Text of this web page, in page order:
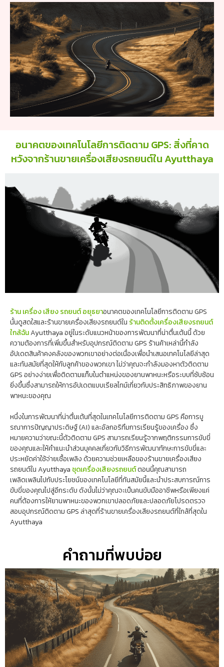
อนาคตของเทคโนโลยีการติดตาม GPS: สิ่งที่คาด
หวังจากร้านขายเครื่องเสียงรถยนต์ใน Ayutthaya
ร้าน เครื่อง เสียง รถยนต์ อยุธยาอนาคตของเทคโนโลยีการติดตาม GPS
นั้นดูสดใสและร้านขายเครื่องเสียงรถยนต์ใน ร้านติดตั้งเครื่องเสียงรถยนต์
ใกล้ฉันAyutthaya อยู่ในระดับแนวหน้าของการพัฒนาที่น่าตื่นเต้นนี้ ด้วย
ความต้องการที่เพิ่มขึ้นสำหรับอุปกรณ์ติดตาม GPS ร้านค้าเหล่านี้กำลัง
อัปเดตสินค้าคงคลังของพวกเขาอย่างต่อเนื่องเพื่อนำเสนอเทคโนโลยีล่าสุด
และทันสมัยที่สุดให้กับลูกค้าของพวกเขา ไม่ว่าคุณจะกำลังมองหาตัวติดตาม
GPS อย่างง่ายเพื่อติดตามแท็บในตำแหน่งของยานพาหนะหรือระบบที่ซับซ้อน
ยิ่งขึ้นซึ่งสามารถให้การอัปเดตแบบเรียลไทม์เกี่ยวกับประสิทธิภาพของยาน
พาหนะของคุณ
หนึ่งในการพัฒนาที่น่าตื่นเต้นที่สุดในเทคโนโลยีการติดตาม GPS คือการบู
รณาการปัญญาประดิษฐ์ (AI) และอัลกอริทึมการเรียนรู้ของเครื่อง ซึ่ง
หมายความว่าขณะนี้ตัวติดตาม GPS สามารถเรียนรู้จากพฤติกรรมการขับขี่
ของคุณและให้คำแนะนำส่วนบุคคลเกี่ยวกับวิธีการพัฒนาทักษะการขับขี่และ
ประหยัดค่าใช้จ่ายเชื้อเพลิง ด้วยความช่วยเหลือของร้านขายเครื่องเสียง
รถยนต์ใน Ayutthaya ชุดเครื่องเสียงรถยนต์ตอนนี้คุณสามารถ
เพลิดเพลินไปกับประโยชน์ของเทคโนโลยีที่ทันสมัยนี้และนำประสบการณ์การ
ขับขี่ของคุณไปสู่อีกระดับ ดังนั้นไม่ว่าคุณจะเป็นคนขับมืออาชีพหรือเพียงแค่
คนที่ต้องการให้ยานพาหนะของพวกเขาปลอดภัยและปลอดภัยโปรดตรวจ
สอบอุปกรณ์ติดตาม GPS ล่าสุดที่ร้านขายเครื่องเสียงรถยนต์ที่ใกล้ที่สุดใน
Ayutthaya
คำถามที่พบบ่อย